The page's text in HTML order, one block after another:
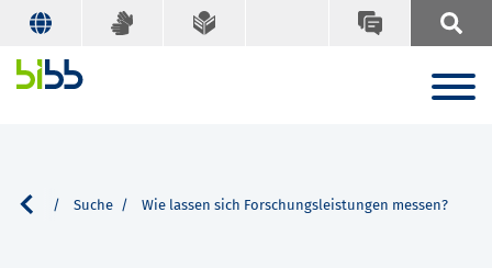
Suche Wie lassen sich Forschungsleistungen messen?